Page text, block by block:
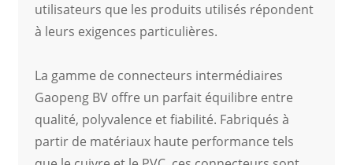
utilisateurs que les produits utilisés répondent
à leurs exigences particulières.
La gamme de connecteurs intermédiaires
Gaopeng BV offre un parfait équilibre entre
qualité, polyvalence et fiabilité. Fabriqués à
partir de matériaux haute performance tels